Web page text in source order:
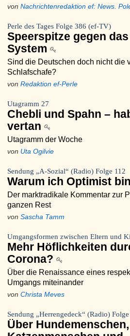
von Nachrichtenredaktion ef: News.
Perle des Tages Folge 386 (ef-TV)
Speerspitze gegen
System
Sind die Deutschen doch nicht die
Schlafschafe?
von Redaktion ef-Perle
Utagramm 27
Chebli und Spahn –
vertan
Utagramm der Woche
von Uta Ogilvie
Sendung „A-Sozial“ (Radio) Folge 112
Warum ich Optimist bin
Der marktradikale Kommentar zur
ganzen Rest
von Sascha Tamm
Umgangsformen zwischen Eltern und
Mehr Höflichkeiten
Corona?
Über die Renaissance eines
Umgangs miteinander
von Christa Meves
Sendung „Herrengedeck“ (Radio) Folge
Über Hundemenschen,